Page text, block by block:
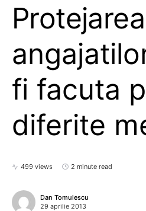
Protejarea
fi facuta
diferite
499 views 2 minute read
Dan Tomulescu
29 aprilie 2013